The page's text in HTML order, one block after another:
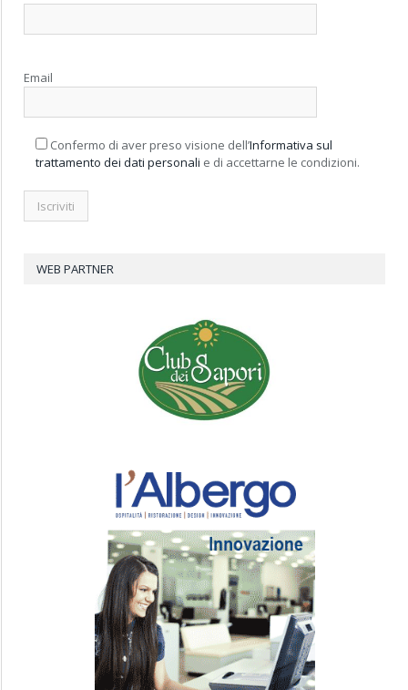
Email
Confermo di aver preso visione dell’Informativa sul
trattamento dei dati personali e di accettarne le condizioni.
WEB PARTNER